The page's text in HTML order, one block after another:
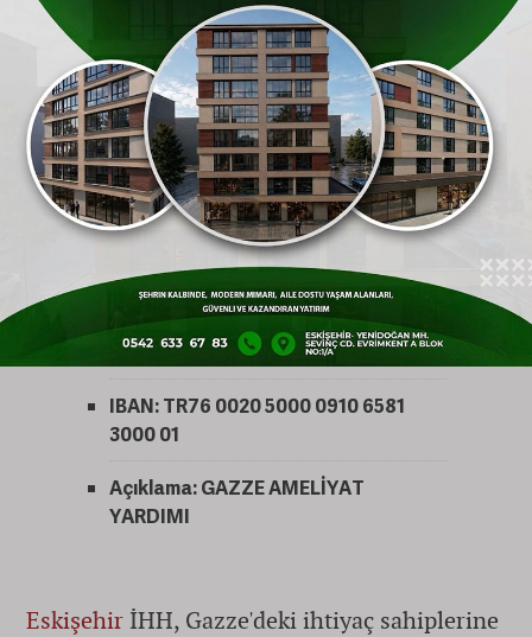
için iki farklı bağış yöntemi sunuluyor:
İyilik İçin Arayın:Bilgi almak veya telefonla
bağış yapmak için📞 222 222 1442numaralı
telefonu arayabilirsiniz.
Havale/EFT ile Bağış:Doğrudan banka
aracılığıyla bağış yapmak isteyenler için
hesap bilgileri şu şekilde:
Hesap Adı:ESKİŞEHİR İNSAN HAK VE
HÜRRİYETLERİ İNSANİ YARDIM
DERNEĞİ
IBAN:TR76 0020 5000 0910 6581
3000 01
Açıklama:GAZZE AMELİYAT
YARDIMI
Eskişehir İHH, Gazze'deki ihtiyaç sahiplerine